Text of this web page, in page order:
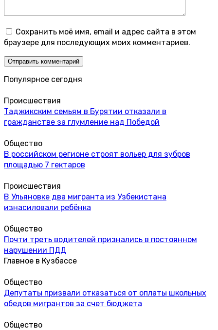
Сохранить моё имя, email и адрес сайта в этом
браузере для последующих моих комментариев.
Популярное сегодня
Происшествия
Таджикским семьям в Бурятии отказали в
гражданстве за глумление над Победой
Общество
В российском регионе строят вольер для зубров
площадью 7 гектаров
Происшествия
В Ульяновке два мигранта из Узбекистана
изнасиловали ребёнка
Общество
Почти треть водителей признались в постоянном
нарушении ПДД
Главное в Кузбассе
Общество
Депутаты призвали отказаться от оплаты школьных
обедов мигрантов за счет бюджета
Общество